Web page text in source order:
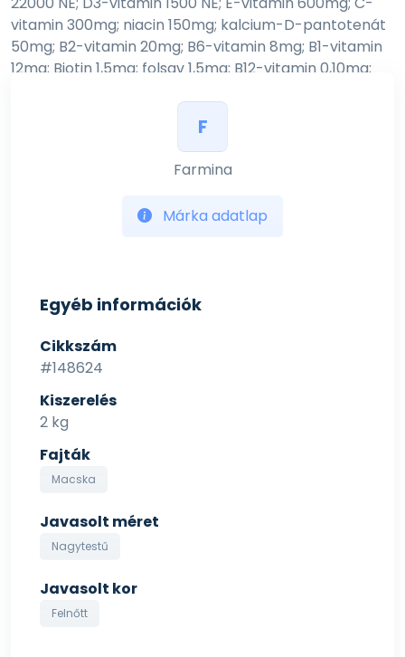
vitamin 300mg; niacin 150mg; kalcium-D-pantotenát
50mg; B2-vitamin 20mg; B6-vitamin 8mg; B1-vitamin
12mg; Biotin 1,5mg; folsav 1,5mg; B12-vitamin 0,10mg;
mangán (metionin-hidroxi-analóg mangánkelátja):
65,5mg; vas [glicin-hidrát vas(II)-kelátja]: 43,1mg; réz
(metionin-hidroxianalóg rézkelátja): 10,8mg; szelén
(vízmentes kalciumjodát): 1.56mg; DL-metionin, ipari
kivonatok 10mg.
Analitikai összetevők:
Nyersfehérje 33,00%; nyerszsír 21,50%; nyersrost 1,70%;
nyershamu 7,30%; kalcium 1,00%; foszfor 0,90%;
nátrium 0,50%; kálium 0,90%; magnézium 0,09%;
Omega-6 zsírsavak 3,50%; Omega-3 zsírsavak 0,65%;
EPA 0,15%; DHA 0,30%.
F
Farmina
Márka adatlap
Egyéb információk
Cikkszám
#148624
Kiszerelés
2 kg
Fajták
Macska
Javasolt méret
Nagytestű
Javasolt kor
Felnőtt